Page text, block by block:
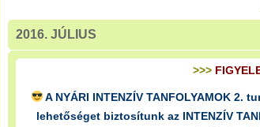
2016. JÚLIUS
>>>
A NYÁRI INTENZÍV TANFOLYAMOK 2.
lehetőséget biztosítunk az INTENZÍV